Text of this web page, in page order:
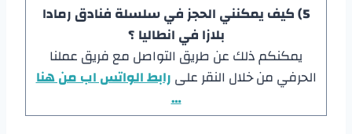
5) كيف يمكنني الحجز في سلسلة فنادق رمادا
بلازا في انطاليا ؟
يمكنكم ذلك عن طريق التواصل مع فريق عملنا
الحرفي من خلال النقر علىرابط الواتس اب من هنا
…